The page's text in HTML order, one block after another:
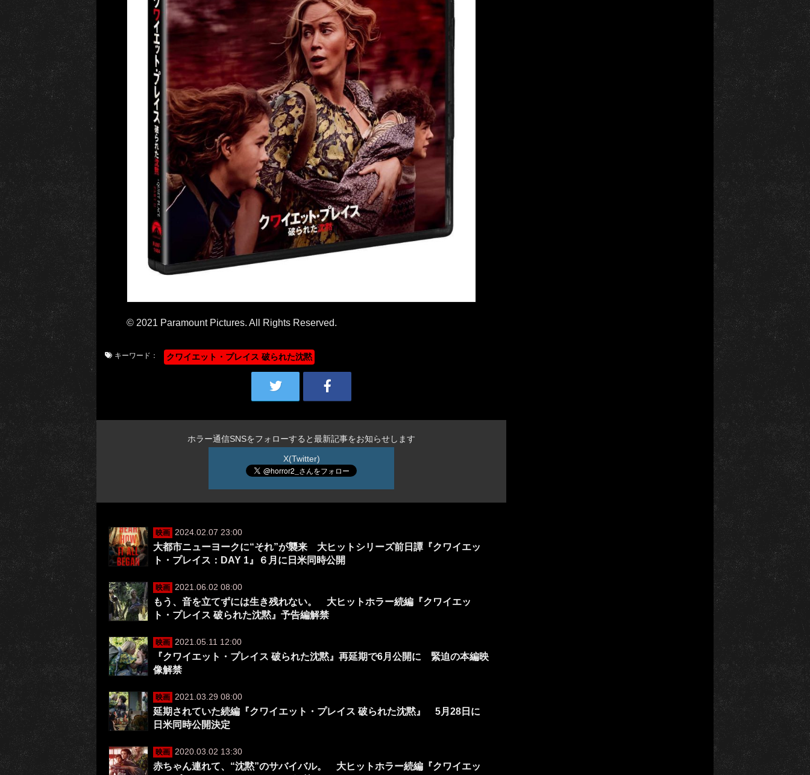
© 2021 Paramount Pictures. All Rights Reserved.
キーワード： クワイエット・プレイス 破られた沈黙
ホラー通信SNSをフォローすると最新記事をお知らせします
X(Twitter)
映画 2024.02.07 23:00
大都市ニューヨークに“それ”が襲来 大ヒットシリーズ前日譚『クワイエッ
ト・プレイス：DAY 1』６月に日米同時公開
映画 2021.06.02 08:00
もう、音を立てずには生き残れない。 大ヒットホラー続編『クワイエッ
ト・プレイス 破られた沈黙』予告編解禁
映画 2021.05.11 12:00
『クワイエット・プレイス 破られた沈黙』再延期で6月公開に 緊迫の本編映
像解禁
映画 2021.03.29 08:00
延期されていた続編『クワイエット・プレイス 破られた沈黙』 5月28日に
日米同時公開決定
映画 2020.03.02 13:30
赤ちゃん連れて、“沈黙”のサバイバル。 大ヒットホラー続編『クワイエッ